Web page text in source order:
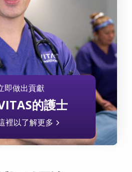
即做出貢獻
的護士
裡以了解更多